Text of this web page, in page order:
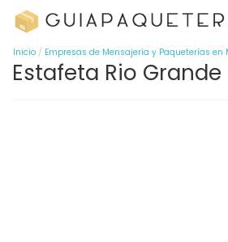
Inicio Empresas de Mensajería y Paqueterías en
Estafeta Rio Grande